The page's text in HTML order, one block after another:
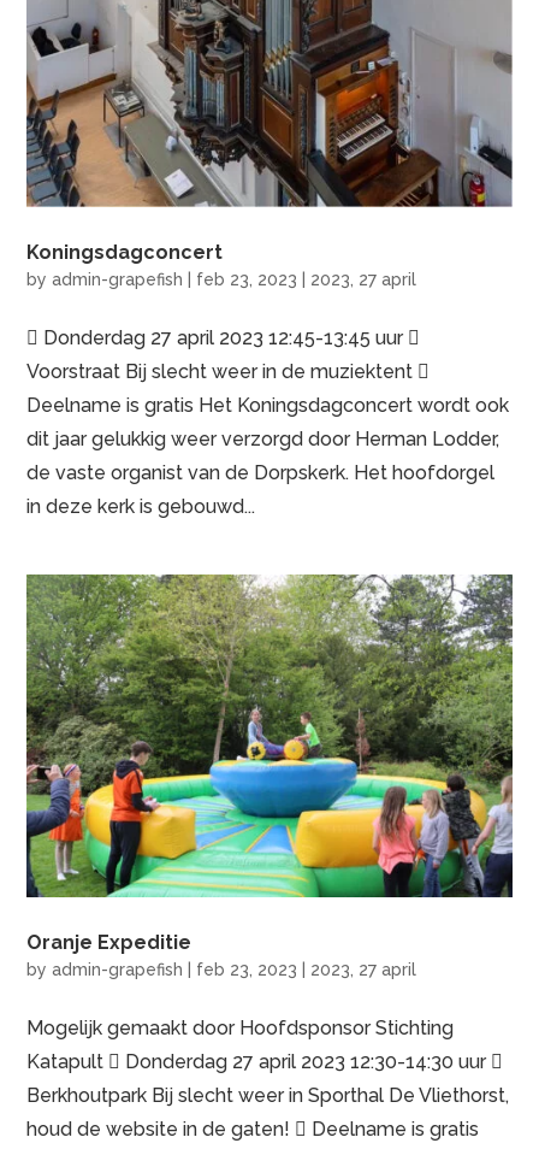
Koningsdagconcert
byadmin-grapefish | feb 23, 2023 | 2023 27 april
 Donderdag 27 april 2023 12:45-13:45 uur 
Voorstraat Bij slecht weer in de muziektent 
Deelname is gratis Het Koningsdagconcert wordt ook
dit jaar gelukkig weer verzorgd door Herman Lodder,
de vaste organist van de Dorpskerk. Het hoofdorgel
in deze kerk is gebouwd...
Oranje Expeditie
byadmin-grapefish feb 23, 2023 2023, 27 april
Mogelijk gemaakt door Hoofdsponsor Stichting
Katapult  Donderdag 27 april 2023 12:30-14:30 uur 
Berkhoutpark Bij slecht weer in Sporthal De Vliethorst,
houd de website in de gaten!  Deelname is gratis